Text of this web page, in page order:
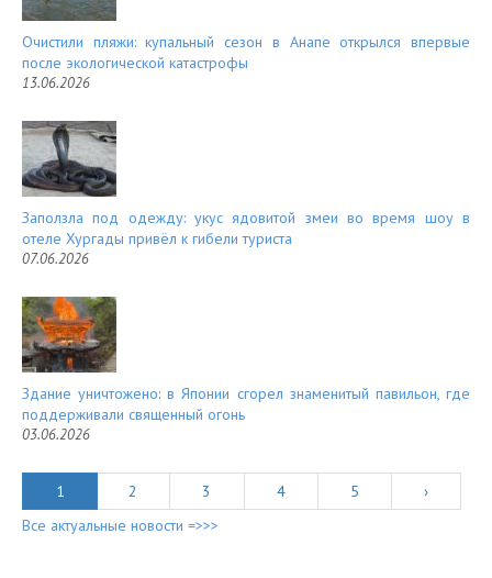
Очистили пляжи: купальный сезон в Анапе открылся впервые
после экологической катастрофы
13.06.2026
Заползла под одежду: укус ядовитой змеи во время шоу в
отеле Хургады привёл к гибели туриста
07.06.2026
Здание уничтожено: в Японии сгорел знаменитый павильон, где
поддерживали священный огонь
03.06.2026
1 2 3 4 5
›
Все актуальные новости =>>>